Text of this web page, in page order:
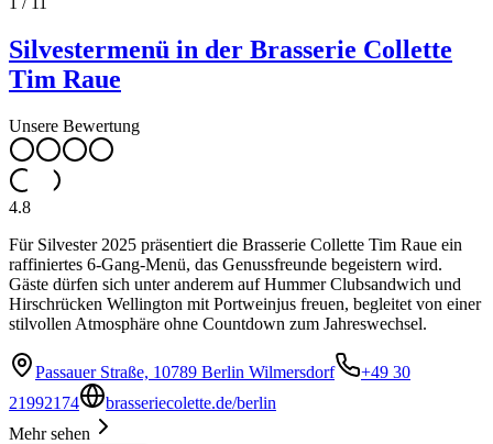
Silvestermenü in der Brasserie Collette
Tim Raue
Unsere Bewertung
4.8
Für Silvester 2025 präsentiert die Brasserie Collette Tim Raue ein
raffiniertes 6-Gang-Menü, das Genussfreunde begeistern wird.
Gäste dürfen sich unter anderem auf Hummer Clubsandwich und
Hirschrücken Wellington mit Portweinjus freuen, begleitet von einer
stilvollen Atmosphäre ohne Countdown zum Jahreswechsel.
Passauer Straße, 10789 Berlin Wilmersdorf
+49 30
21992174
brasseriecolette.de/berlin
Mehr sehen